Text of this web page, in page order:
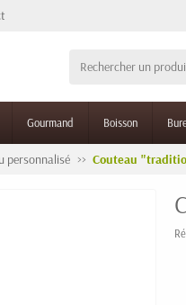
Gourmand Boisson
personnalisé Couteau